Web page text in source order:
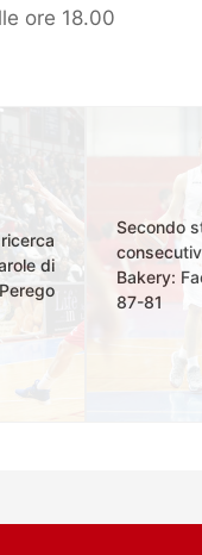
ore 18.00
di
Perego
Secondo
Bakery:
87-81